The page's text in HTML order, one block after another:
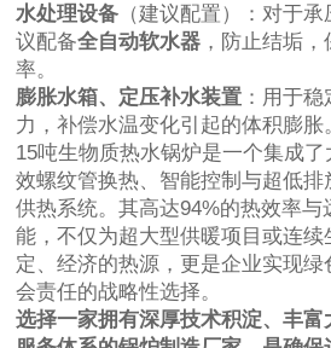
水处理设备 （建议配置）：对于
议配备全自动软水器 ，防止结垢
率。
膨胀水箱、定压补水装置 ：用于
力，补偿水温变化引起的体积膨胀
15吨生物质热水锅炉是一个集成
效螺纹管换热、智能控制与超低
供热系统。其高达94%的热效率与
能，不仅为超大型供暖项目或连
定、经济的热源，更是企业实现
会责任的战略性选择。
选择一家拥有深厚技术积淀、丰